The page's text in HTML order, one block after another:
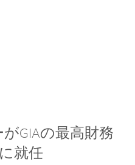
GIAの最高財務
就任